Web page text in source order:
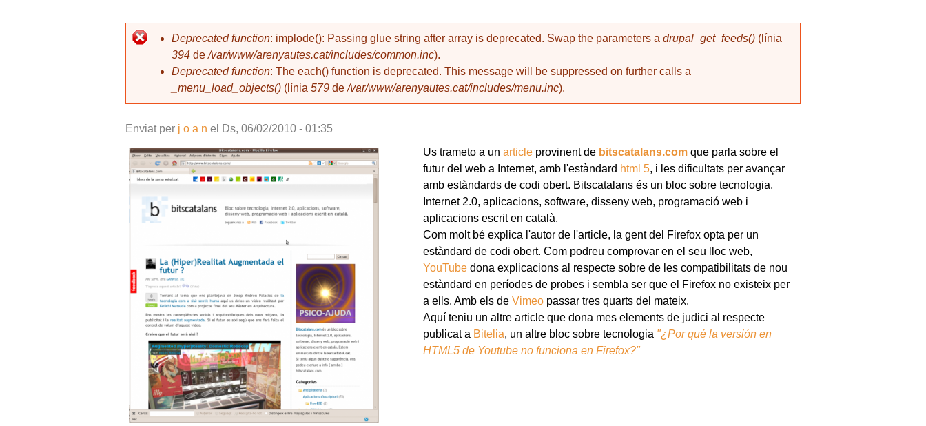
Missatge d'error
Deprecated function: implode(): Passing glue string after array is deprecated. Swap the parameters a drupal_get_feeds() (línia
394 de/var/www/arenyautes.cat/includes/common.inc).
Deprecated function: The each() function is deprecated. This message will be suppressed on further calls a
_menu_load_objects() (línia 579 de/var/www/arenyautes.cat/includes/menu.inc).
Enviat per j o a n el Ds, 06/02/2010 - 01:35
Captura-2.png
Us trameto a un articleprovinent de bitscatalans.comque parla sobre el
futur del web a Internet, amb l'estàndard html 5, i les dificultats per avançar
amb estàndards de codi obert. Bitscatalans és un bloc sobre tecnologia,
Internet 2.0, aplicacions, software, disseny web, programació web i
aplicacions escrit en català.
Com molt bé explica l'autor de l'article, la gent del Firefox opta per un
estàndard de codi obert. Com podreu comprovar en el seu lloc web,
YouTubedona explicacions al respecte sobre de les compatibilitats de nou
estàndard en períodes de probes i sembla ser que el Firefox no existeix per
a ells. Amb els de Vimeopassar tres quarts del mateix.
Aquí teniu un altre article que dona mes elements de judici al respecte
publicat a Bitelia, un altre bloc sobre tecnologia "¿Por qué la versión en
HTML5 de Youtube no funciona en Firefox?"